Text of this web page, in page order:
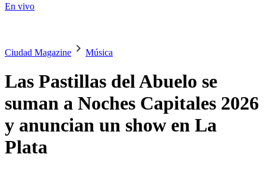
En vivo
Ciudad Magazine Música
Las Pastillas del Abuelo se
suman a Noches Capitales 2026
y anuncian un show en La
Plata